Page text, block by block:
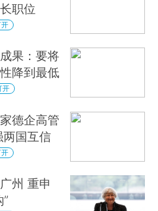
职位
果：要将
降到最低
开
德企高管
两国互信
州 重申